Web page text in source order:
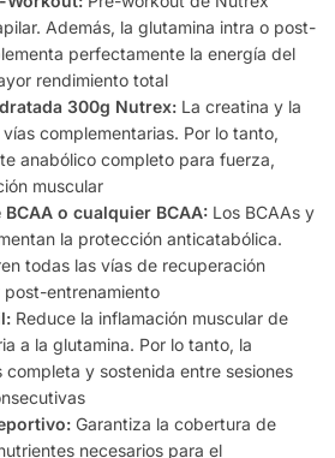
Además, la glutamina intra o post-
perfectamente la energía del
rendimiento total
300g Nutrex: La creatina y la
complementarias. Por lo tanto,
anabólico completo para fuerza,
muscular
o cualquier BCAA: Los BCAAs y
la protección anticatabólica.
todas las vías de recuperación
entrenamiento
Reduce la inflamación muscular de
a la glutamina. Por lo tanto, la
completa y sostenida entre sesiones
Garantiza la cobertura de
necesarios para el